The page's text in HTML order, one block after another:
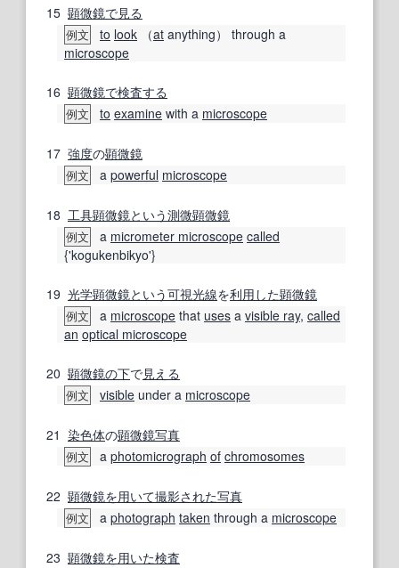
15 顕微鏡で見る
例文 to look （at anything） through a
microscope
16 顕微鏡で検査する
例文 to examine with a microscope
17 強度の顕微鏡
例文 a powerful microscope
18 工具顕微鏡という測微顕微鏡
例文 a micrometer microscope called
{'kogukenbikyo'}
19 光学顕微鏡という可視光線を利用した顕微鏡
例文 a microscope that uses a visible ray, called
an optical microscope
20 顕微鏡の下で見える
例文 visible under a microscope
21 染色体の顕微鏡写真
例文 a photomicrograph of chromosomes
22 顕微鏡を用いて撮影された写真
例文 a photograph taken through a microscope
23 顕微鏡を用いた検査